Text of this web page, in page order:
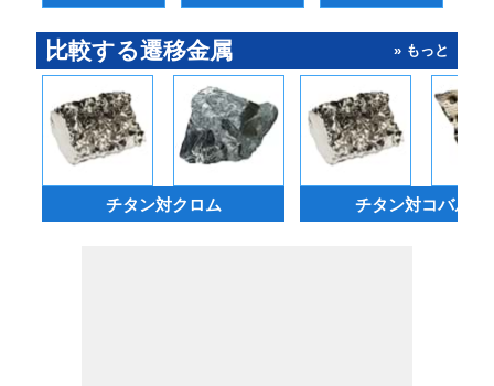
比較する遷移金属 » もっと
チタン対クロム チタン対コバルト